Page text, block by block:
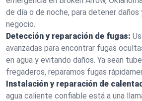
de día o de noche, para detener
negocio.
Detección y reparación de fugas:
avanzadas para encontrar fugas
en agua y evitando daños. Ya sean
fregaderos, reparamos fugas
Instalación y reparación de
agua caliente confiable está a una